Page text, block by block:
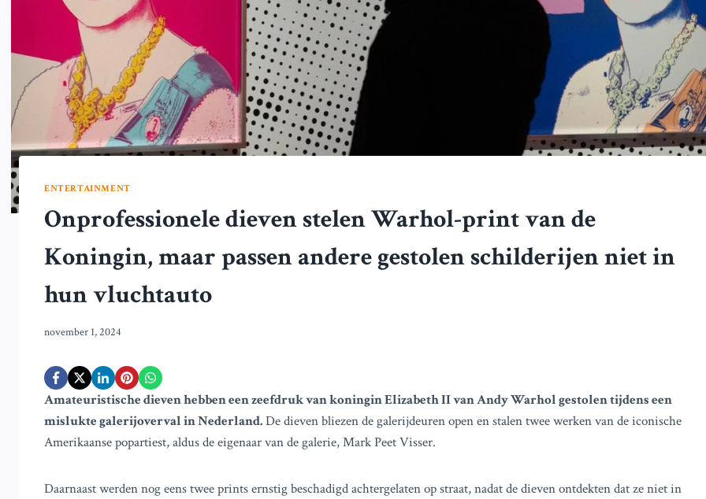
ENTERTAINMENT
Onprofessionele dieven stelen Warhol-print van de
Koningin, maar passen andere gestolen schilderijen niet in
hun vluchtauto
november 1, 2024
Amateuristische dieven hebben een zeefdruk van koningin Elizabeth II van Andy Warhol gestolen tijdens een
mislukte galerijoverval in Nederland.De dieven bliezen de galerijdeuren open en stalen twee werken van de iconische
Amerikaanse popartiest, aldus de eigenaar van de galerie, Mark Peet Visser.
Daarnaast werden nog eens twee prints ernstig beschadigd achtergelaten op straat, nadat de dieven ontdekten dat ze niet in